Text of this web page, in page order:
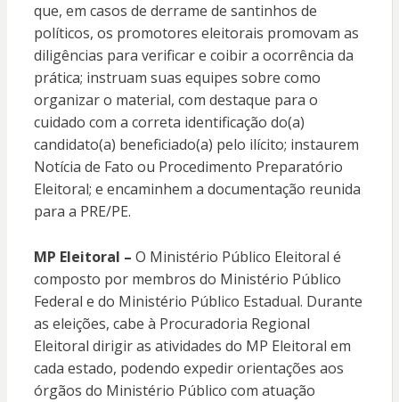
que, em casos de derrame de santinhos de
políticos, os promotores eleitorais promovam as
diligências para verificar e coibir a ocorrência da
prática; instruam suas equipes sobre como
organizar o material, com destaque para o
cuidado com a correta identificação do(a)
candidato(a) beneficiado(a) pelo ilícito; instaurem
Notícia de Fato ou Procedimento Preparatório
Eleitoral; e encaminhem a documentação reunida
para a PRE/PE.
MP Eleitoral – O Ministério Público Eleitoral é
composto por membros do Ministério Público
Federal e do Ministério Público Estadual. Durante
as eleições, cabe à Procuradoria Regional
Eleitoral dirigir as atividades do MP Eleitoral em
cada estado, podendo expedir orientações aos
órgãos do Ministério Público com atuação